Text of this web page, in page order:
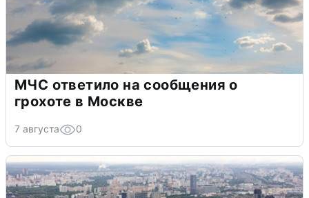
МЧС ответило на сообщения о
грохоте в Москве
7 августа 0